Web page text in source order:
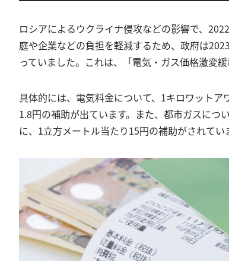
ロシアによるウクライナ侵攻などの影響で、
庭や企業などの負担を軽減するため、政府は
っていました。これは、「電気・ガス価格激変
具体的には、電気料金について、1キロワット
1.8円の補助が出ています。また、都市ガスにつ
に、1立方メートル当たり15円の補助がされてい